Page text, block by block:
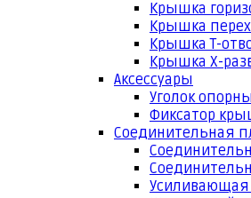
Крышка
Крышка
Крышка Т-
Крышка Х-
Аксессуары
Уголок
Фиксатор
Соединительная
Усиливающая